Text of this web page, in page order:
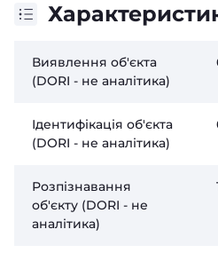
Виявлення об'єкта
(DORI - не аналітика)
Ідентифікація об'єкта
(DORI - не аналітика)
Розпізнавання
об'єкту (DORI - не
аналітика)